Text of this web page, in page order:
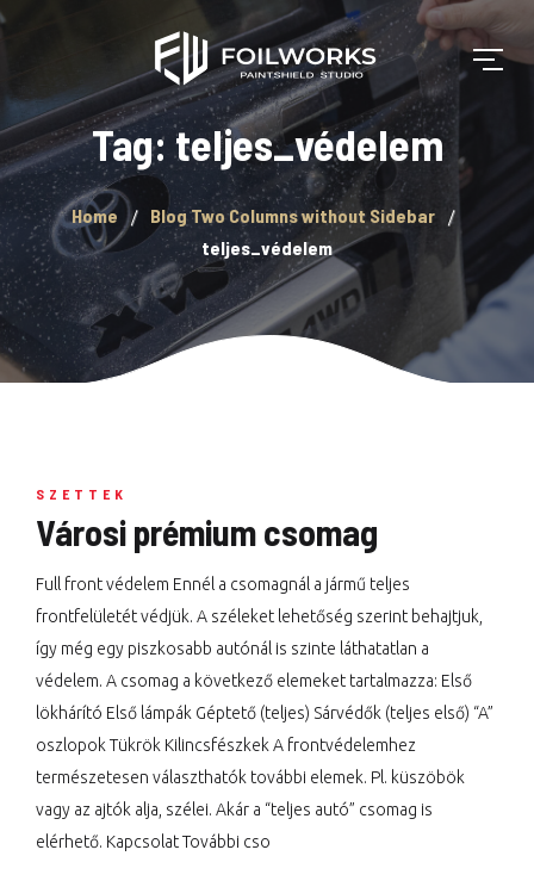
Tag: teljes_védelem
Home
Blog Two Columns without Sidebar
teljes_védelem
SZETTEK
Városi prémium csomag
Full front védelem Ennél a csomagnál a jármű teljes
frontfelületét védjük. A széleket lehetőség szerint behajtjuk,
így még egy piszkosabb autónál is szinte láthatatlan a
védelem. A csomag a következő elemeket tartalmazza: Első
lökhárító Első lámpák Géptető (teljes) Sárvédők (teljes első) “A”
oszlopok Tükrök Kilincsfészkek A frontvédelemhez
természetesen választhatók további elemek. Pl. küszöbök
vagy az ajtók alja, szélei. Akár a “teljes autó” csomag is
elérhető. Kapcsolat További cso